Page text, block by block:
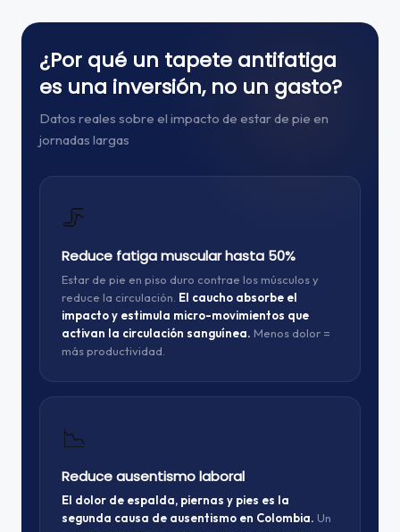
¿Por qué un tapete antifatiga
es una inversión, no un gasto?
Datos reales sobre el impacto de estar de pie en
jornadas largas
🦵
Reduce fatiga muscular hasta 50%
Estar de pie en piso duro contrae los músculos y
reduce la circulación. El caucho absorbe el
impacto y estimula micro-movimientos que
activan la circulación sanguínea. Menos dolor =
más productividad.
📉
Reduce ausentismo laboral
El dolor de espalda, piernas y pies es la
segunda causa de ausentismo en Colombia. Un